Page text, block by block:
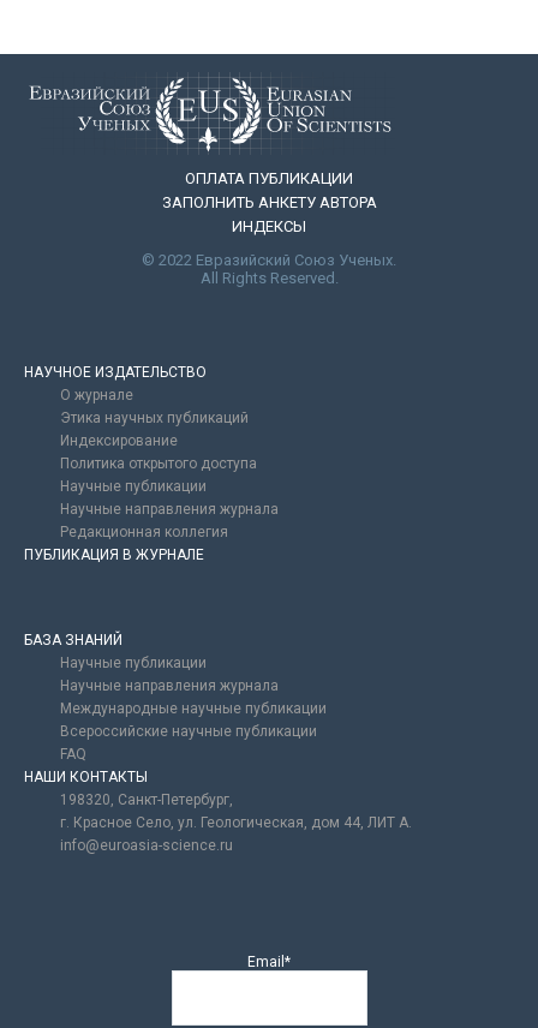
ОПЛАТА ПУБЛИКАЦИИ
ЗАПОЛНИТЬ АНКЕТУ АВТОРА
ИНДЕКСЫ
© 2022 Евразийский Союз Ученых.
All Rights Reserved.
НАУЧНОЕ ИЗДАТЕЛЬСТВО
О журнале
Этика научных публикаций
Индексирование
Политика открытого доступа
Научные публикации
Научные направления журнала
Редакционная коллегия
ПУБЛИКАЦИЯ В ЖУРНАЛЕ
БАЗА ЗНАНИЙ
Научные публикации
Научные направления журнала
Международные научные публикации
Всероссийские научные публикации
FAQ
НАШИ КОНТАКТЫ
198320, Санкт-Петербург,
г. Красное Село, ул. Геологическая, дом 44, ЛИТ А.
info@euroasia-science.ru
Email*